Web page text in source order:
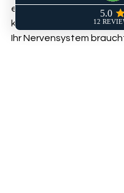
eigenen Körper macht,
kein Scheitern. Sie ist
Ihr Nervensystem